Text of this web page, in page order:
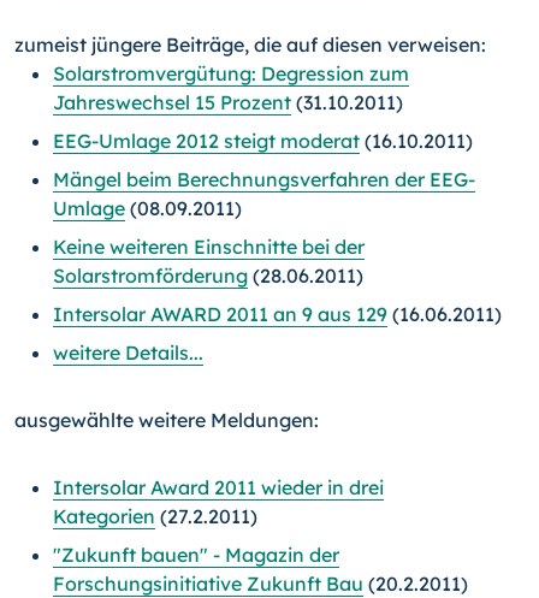
zumeist jüngere Beiträge, die auf diesen verweisen:
Solarstromvergütung: Degression zum
Jahreswechsel 15 Prozent (31.10.2011)
EEG-Umlage 2012 steigt moderat (16.10.2011)
Mängel beim Berechnungsverfahren der EEG-
Umlage (08.09.2011)
Keine weiteren Einschnitte bei der
Solarstromförderung (28.06.2011)
Intersolar AWARD 2011 an 9 aus 129 (16.06.2011)
weitere Details...
ausgewählte weitere Meldungen:
Intersolar Award 2011 wieder in drei
Kategorien (27.2.2011)
"Zukunft bauen" - Magazin der
Forschungsinitiative Zukunft Bau (20.2.2011)